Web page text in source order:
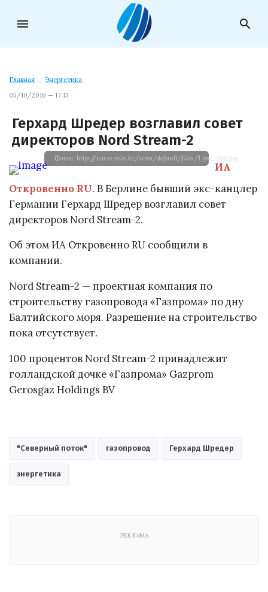
menu search
Главная → Энергетика
05/10/2016 — 17:13
Герхард Шредер возглавил совет
директоров Nord Stream-2
Фото: http://www.mln.kz/sites/default/files/1.jpg_288.jpg
ИА
Откровенно RU. В Берлине бывший экс-канцлер
Германии Герхард Шредер возглавил совет
директоров Nord Stream-2.
Об этом ИА Откровенно RU сообщили в
компании.
Nord Stream-2 — проектная компания по
строительству газопровода «Газпрома» по дну
Балтийского моря. Разрешение на строительство
пока отсутствует.
100 процентов Nord Stream-2 принадлежит
голландской дочке «Газпрома» Gazprom
Gerosgaz Holdings BV
"Северный поток" газопровод Герхард Шредер
энергетика
РЕКЛАМА